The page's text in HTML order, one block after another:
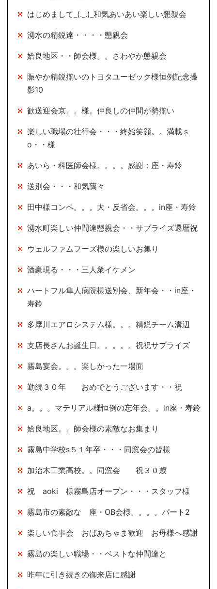
はじめまして_(._.)_和気あいあい楽しい懇親会
湧水の精鋭達・・・・懇親会
姶良地区・・師会様。。さわやか懇親会
賑やか精鋭揃いのトヨタユーゼック様恒例記念撮
影10
歓送迎会京。。様。仲良しの仲間が勢揃い
楽しい職場の壮行会・・・終始笑顔。。満載ｓ
o・・様
あいら・科医師会様。。。。感謝：座・寿鈴
送別会・・・和気藹々
田中様コンペ。。。大・反省会。。。in座・寿鈴
湧水町楽しい仲間達懇親会・・サプライズ還暦祝
ウェルファムフーズ様の楽しいお集り
酒豪現る・・・三人衆イケメン
ハートフル隼人病院様送別会、新年会・・in座・
寿鈴
多摩川エアロシステム様。。。精鋭チーム溝辺
支店長さんお誕生日。。。。。祝祝サプライズ
霧島宴会。。。楽しかった一場面
勤続３０年 おめでとうございます・・祝
a。。。マテリアル様恒例の忘年会。。in座・寿鈴
姶良地区。。師会様の素敵なお集まり
霧島中学校s５１年卒・・・同窓会の皆様
加治木工業高校。。同窓会 祝３０歳
祝 aoki 様霧島店オープン・・・スタッフ様
霧島市の素敵な 座・OB会様。。。。パート2
楽しい食事会 おばあちゃま歓迎 お母様へ感謝
霧島の楽しい職場・・ベストな仲間達と
昨年に引き続きの御来店に感謝